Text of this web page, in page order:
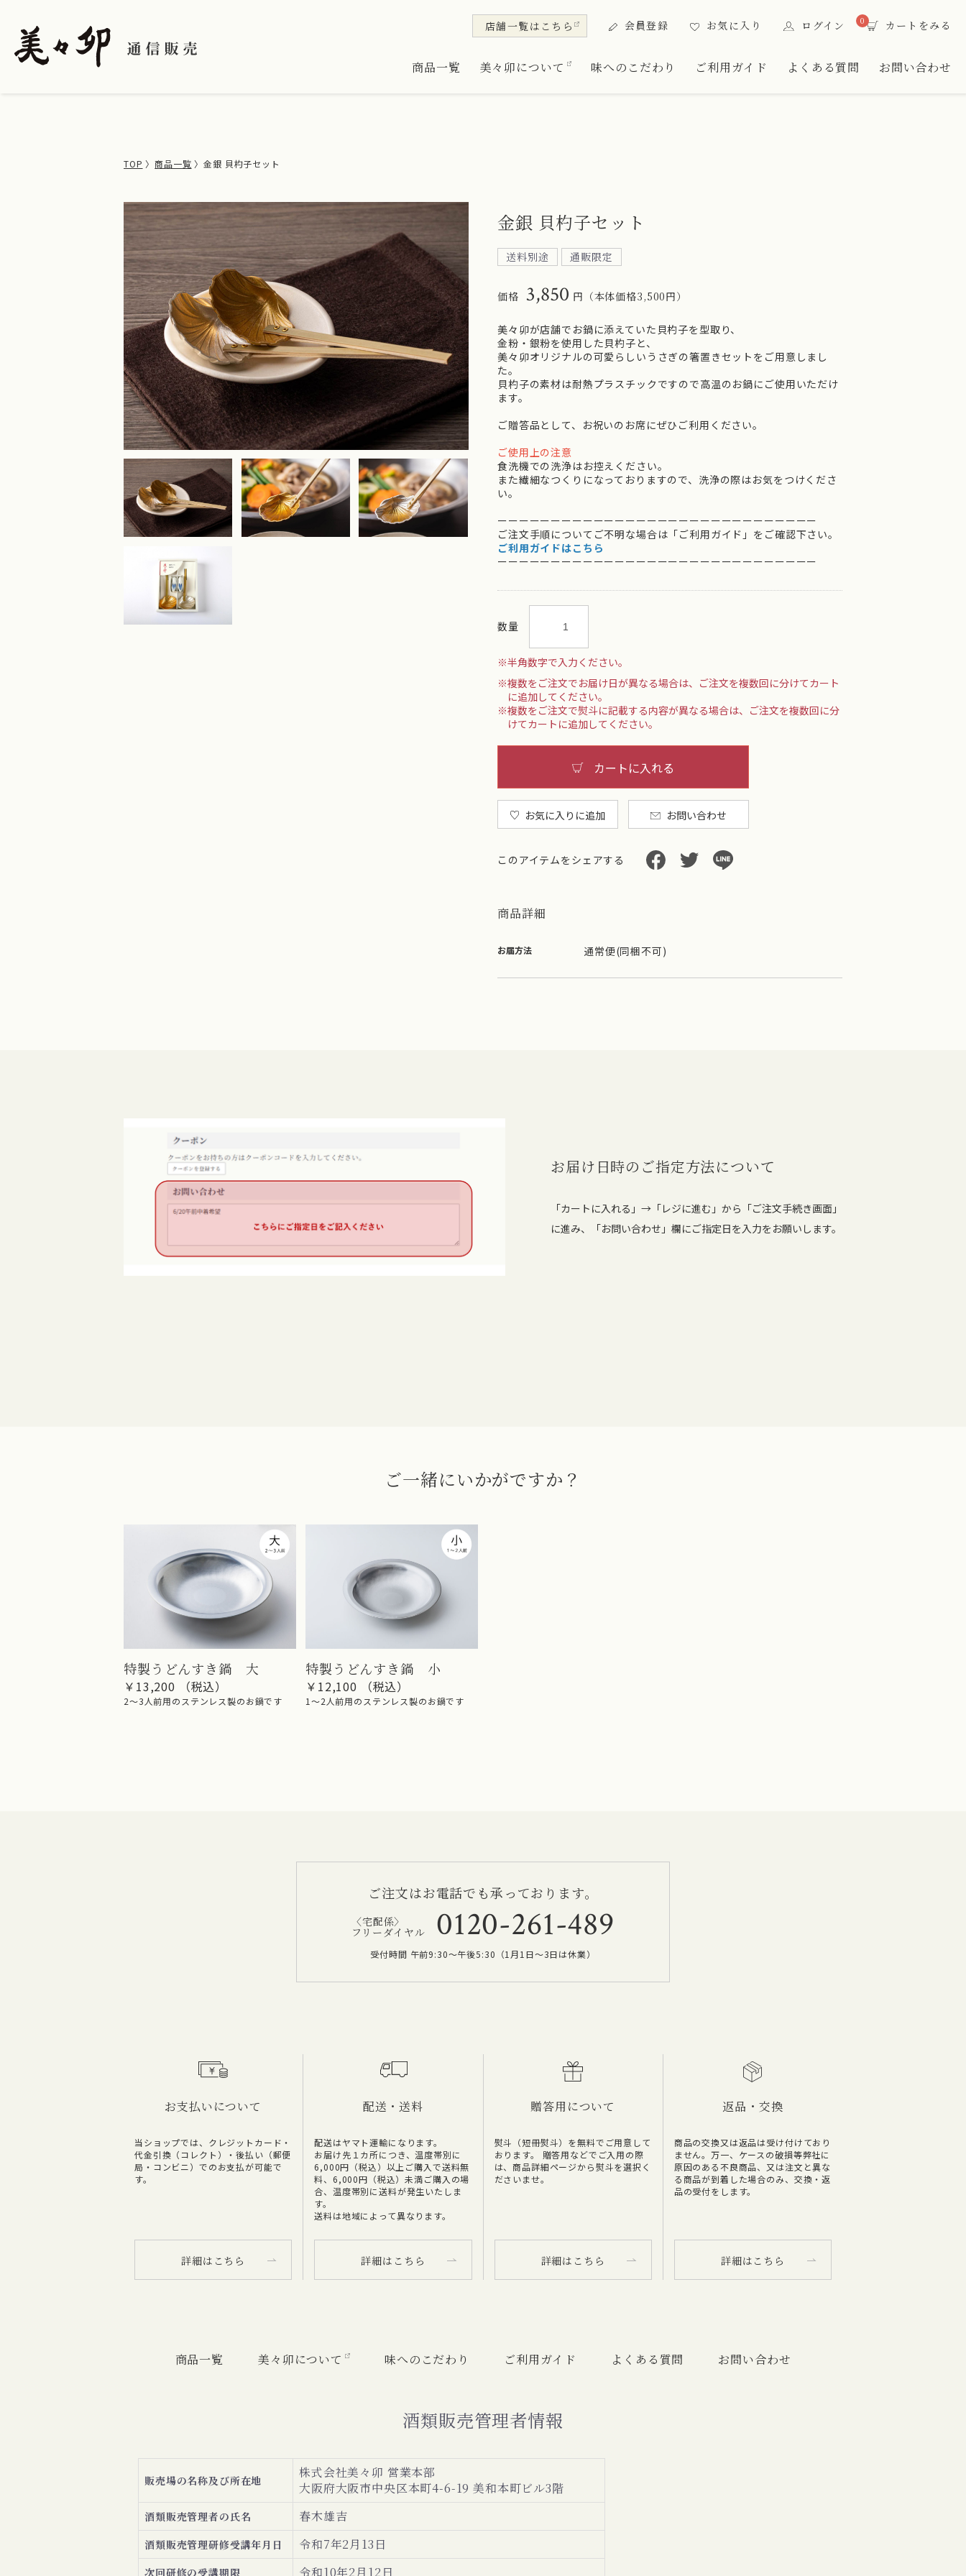
店舗一覧はこちら 会員登録 お気に入り ログイン 0 カートをみる
商品一覧 美々卯について 味へのこだわり ご利用ガイド よくある質問 お問い合わせ
TOP 商品一覧 金銀 貝杓子セット
金銀 貝杓子セット
送料別途 通販限定
価格 3,850 円（本体価格3,500円）
美々卯が店舗でお鍋に添えていた貝杓子を型取り、
金粉・銀粉を使用した貝杓子と、
美々卯オリジナルの可愛らしいうさぎの箸置きセットをご用意しまし
た。
貝杓子の素材は耐熱プラスチックですので高温のお鍋にご使用いただけ
ます。
ご贈答品として、お祝いのお席にぜひご利用ください。
ご使用上の注意
食洗機での洗浄はお控えください。
また繊細なつくりになっておりますので、洗浄の際はお気をつけくださ
い。
ーーーーーーーーーーーーーーーーーーーーーーーーーーーーーー
ご注文手順についてご不明な場合は「ご利用ガイド」をご確認下さい。
ご利用ガイドはこちら
ーーーーーーーーーーーーーーーーーーーーーーーーーーーーーー
数量
※半角数字で入力ください。
※複数をご注文でお届け日が異なる場合は、ご注文を複数回に分けてカート
に追加してください。
※複数をご注文で熨斗に記載する内容が異なる場合は、ご注文を複数回に分
けてカートに追加してください。
カートに入れる
お気に入りに追加 お問い合わせ
このアイテムをシェアする
商品詳細
お届方法 通常便(同梱不可)
お届け日時のご指定方法について
「カートに入れる」→「レジに進む」から「ご注文手続き画面」
に進み、「お問い合わせ」欄にご指定日を入力をお願いします。
ご一緒にいかがですか？
特製うどんすき鍋 大
￥13,200 （税込）
2〜3人前用のステンレス製のお鍋です
特製うどんすき鍋 小
￥12,100 （税込）
1〜2人前用のステンレス製のお鍋です
ご注文はお電話でも承っております。
〈宅配係〉
フリーダイヤル 0120-261-489
受付時間 午前9:30～午後5:30（1月1日～3日は休業）
お支払いについて
当ショップでは、クレジットカード・
代金引換（コレクト）・後払い（郵便
局・コンビニ）でのお支払が可能で
す。
詳細はこちら
配送・送料
配送はヤマト運輸になります。
お届け先１カ所につき、温度帯別に
6,000円（税込）以上ご購入で送料無
料、6,000円（税込）未満ご購入の場
合、温度帯別に送料が発生いたしま
す。
送料は地域によって異なります。
詳細はこちら
贈答用について
熨斗（短冊熨斗）を無料でご用意して
おります。 贈答用などでご入用の際
は、商品詳細ページから熨斗を選択く
ださいませ。
詳細はこちら
返品・交換
商品の交換又は返品は受け付けており
ません。万一、ケースの破損等弊社に
原因のある不良商品、又は注文と異な
る商品が到着した場合のみ、交換・返
品の受付をします。
詳細はこちら
商品一覧 美々卯について 味へのこだわり ご利用ガイド よくある質問 お問い合わせ
酒類販売管理者情報
販売場の名称及び所在地
株式会社美々卯 営業本部
大阪府大阪市中央区本町4-6-19 美和本町ビル3階
酒類販売管理者の氏名 春木雄吉
酒類販売管理研修受講年月日 令和7年2月13日
次回研修の受講期限 令和10年2月12日